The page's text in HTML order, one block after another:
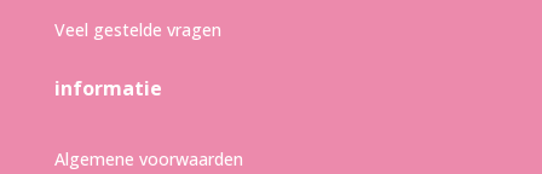
Veel gestelde vragen
informatie
Algemene voorwaarden